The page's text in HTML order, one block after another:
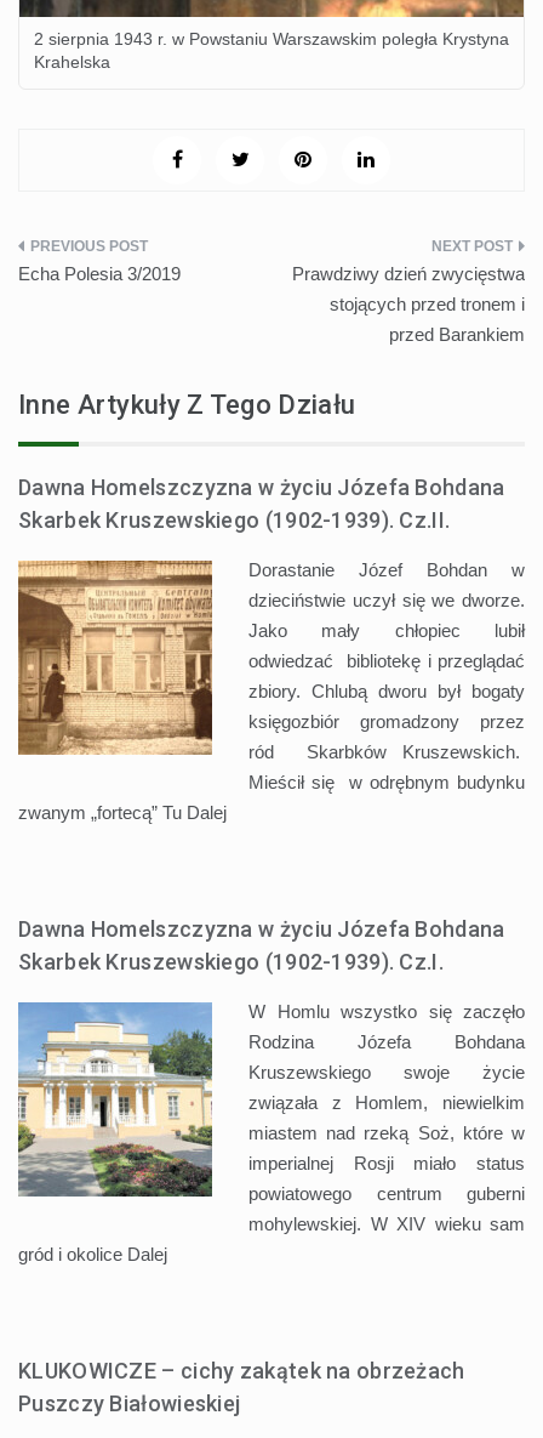
2 sierpnia 1943 r. w Powstaniu Warszawskim poległa Krystyna
Krahelska
Nawigacja
Echa Polesia 3/2019
Prawdziwy dzień zwycięstwa
stojących przed tronem i
przed Barankiem
Inne Artykuły Z Tego Działu
Dawna Homelszczyzna w życiu Józefa Bohdana
Skarbek Kruszewskiego (1902-1939). Cz.II.
Dorastanie Józef Bohdan w
dzieciństwie uczył się we dworze.
Jako mały chłopiec lubił
odwiedzać bibliotekę i przeglądać
zbiory. Chlubą dworu był bogaty
księgozbiór gromadzony przez
ród Skarbków Kruszewskich.
Mieścił się w odrębnym budynku
zwanym „fortecą” Tu Dalej
Dawna Homelszczyzna w życiu Józefa Bohdana
Skarbek Kruszewskiego (1902-1939). Cz.I.
W Homlu wszystko się zaczęło
Rodzina Józefa Bohdana
Kruszewskiego swoje życie
związała z Homlem, niewielkim
miastem nad rzeką Soż, które w
imperialnej Rosji miało status
powiatowego centrum guberni
mohylewskiej. W XIV wieku sam
gród i okolice Dalej
KLUKOWICZE – cichy zakątek na obrzeżach
Puszczy Białowieskiej